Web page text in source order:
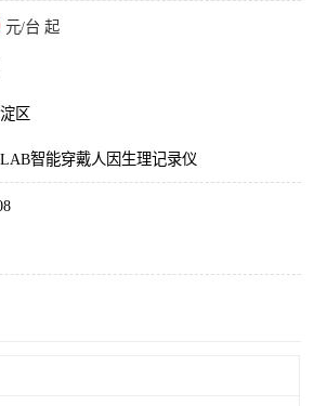
元/台 起
区
智能穿戴人因生理记录仪